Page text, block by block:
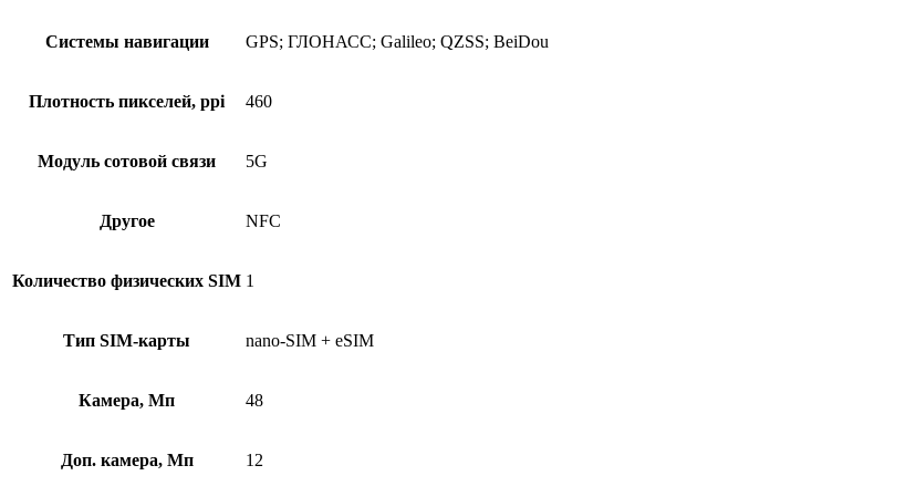
Системы навигации GPS; ГЛОНАСС; Galileo; QZSS; BeiDou
Плотность пикселей, ppi 460
Модуль сотовой связи 5G
Другое NFC
Количество физических SIM 1
Тип SIM-карты nano-SIM + eSIM
Камера, Мп 48
Доп. камера, Мп 12